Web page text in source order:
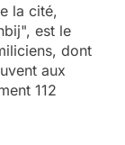
la cité,
est le
dont
aux
112